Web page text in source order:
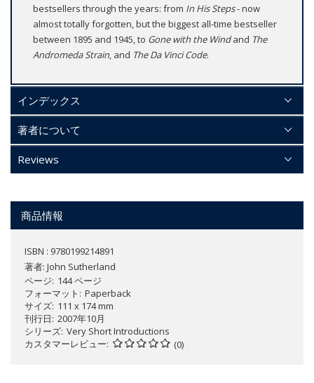
bestsellers through the years: from In His Steps- now
almost totally forgotten, but the biggest all-time bestseller
between 1895 and 1945, to Gone with the Windand The
Andromeda Strain, and The Da Vinci Code.
インデックス
著者について
Reviews
商品情報
ISBN : 9780199214891
著者: John Sutherland
ページ 144 ページ
フォーマット
Paperback
サイズ 111 x 174 mm
刊行日 2007年10月
シリーズ Very Short Introductions
カスタマーレビュー
(0)